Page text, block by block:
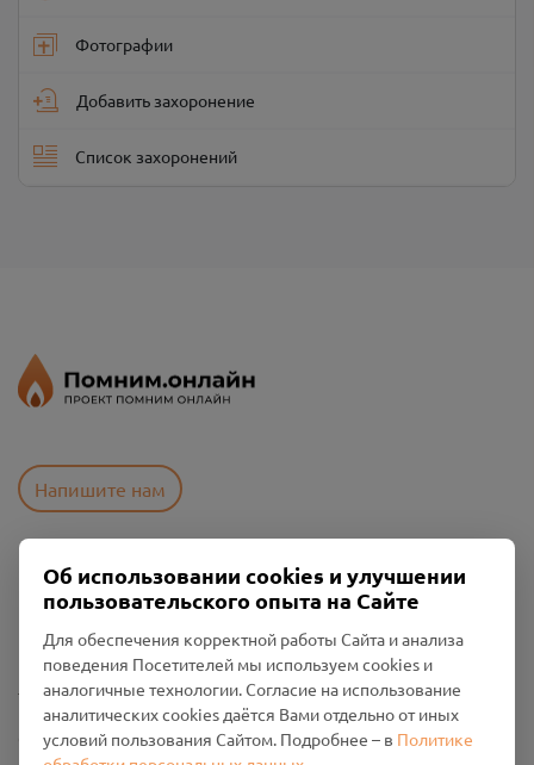
Фотографии
Добавить захоронение
Список захоронений
Напишите нам
Пользовательское соглашение
Политика конфиденциальности
Промо-материалы
Настройки cookies
Общество с ограниченной ответственностью «Смоленский
Об использовании cookies и улучшении
пользовательского опыта на Сайте
Для обеспечения корректной работы Сайта и анализа
поведения Посетителей мы используем cookies и
аналогичные технологии. Согласие на использование
аналитических cookies даётся Вами отдельно от иных
условий пользования Сайтом. Подробнее – в Политике